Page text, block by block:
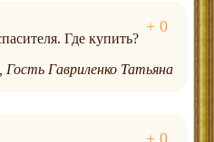
Где купить?
Гость Гавриленко Татьяна